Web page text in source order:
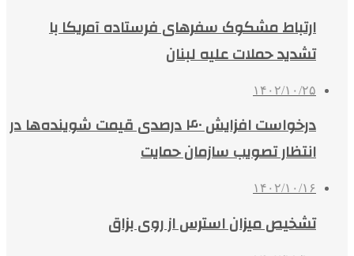
ارتباط مشکوک سفرهای فرستاده آمریکا با
تشدید حملات علیه لبنان
۱۴۰۲/۱۰/۲۵
درخواست افزایش ۴۰ درصدی قیمت شوینده‌ها در
انتظار تصویب سازمان حمایت
۱۴۰۲/۱۰/۱۶
تشخیص میزان استرس از روی بزاق